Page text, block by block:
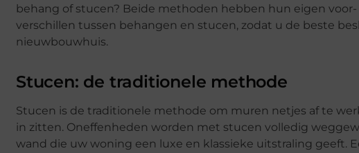
behang of stucen? Beide methoden hebben hun eigen
verschillen tussen behangen en stucen, zodat u de beste
nieuwbouwhuis.
Stucen: de traditionele methode
Stucen is de traditionele methode om muren netjes af te
in zitten. Oneffenheden worden met stucen volledig
wand die uw woning een luxe en klassieke uitstraling geeft.